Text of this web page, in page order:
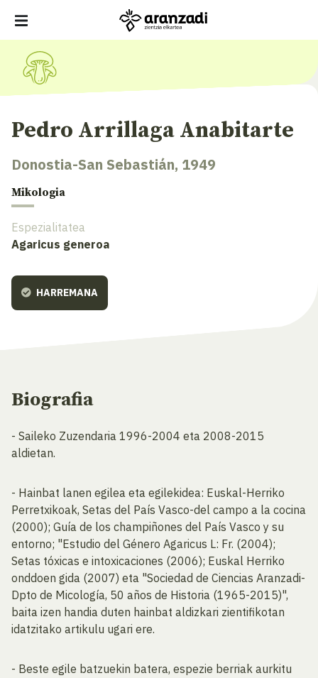
Pedro Arrillaga Anabitarte
Donostia-San Sebastián, 1949
Mikologia
Espezialitatea
Agaricus generoa
HARREMANA
Biografia
- Saileko Zuzendaria 1996-2004 eta 2008-2015
aldietan.
- Hainbat lanen egilea eta egilekidea: Euskal-Herriko
Perretxikoak, Setas del País Vasco-del campo a la cocina
(2000); Guía de los champiñones del País Vasco y su
entorno; "Estudio del Género Agaricus L: Fr. (2004);
Setas tóxicas e intoxicaciones (2006); Euskal Herriko
onddoen gida (2007) eta "Sociedad de Ciencias Aranzadi-
Dpto de Micología, 50 años de Historia (1965-2015)",
baita izen handia duten hainbat aldizkari zientifikotan
idatzitako artikulu ugari ere.
- Beste egile batzuekin batera, espezie berriak aurkitu